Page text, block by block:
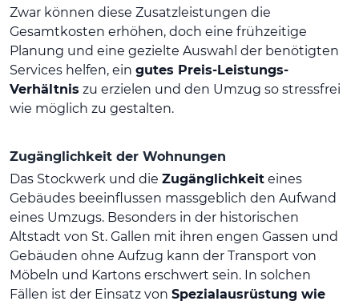
Zwar können diese Zusatzleistungen die
Gesamtkosten erhöhen, doch eine frühzeitige
Planung und eine gezielte Auswahl der benötigten
Services helfen, ein gutes Preis-Leistungs-
Verhältnis zu erzielen und den Umzug so stressfrei
wie möglich zu gestalten.
Zugänglichkeit der Wohnungen
Das Stockwerk und die Zugänglichkeit eines
Gebäudes beeinflussen massgeblich den Aufwand
eines Umzugs. Besonders in der historischen
Altstadt von St. Gallen mit ihren engen Gassen und
Gebäuden ohne Aufzug kann der Transport von
Möbeln und Kartons erschwert sein. In solchen
Fällen ist der Einsatz von Spezialausrüstung wie